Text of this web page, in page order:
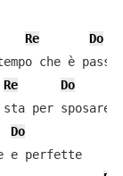
Re Do
Re
Do
Do
con le loro macchinette sempre lucide e perfette